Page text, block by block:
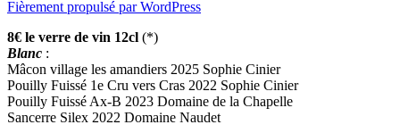
Fièrement propulsé par WordPress
8€ le verre de vin 12cl (*)
Blanc :
Mâcon village les amandiers 2025 Sophie Cinier
Pouilly Fuissé 1e Cru vers Cras 2022 Sophie Cinier
Pouilly Fuissé Ax-B 2023 Domaine de la Chapelle
Sancerre Silex 2022 Domaine Naudet